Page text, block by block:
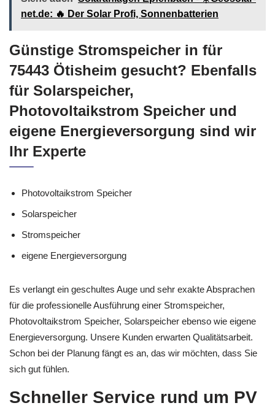
net.de: 🔥 Der Solar Profi, Sonnenbatterien
Günstige Stromspeicher in für
75443 Ötisheim gesucht? Ebenfalls
für Solarspeicher,
Photovoltaikstrom Speicher und
eigene Energieversorgung sind wir
Ihr Experte
Photovoltaikstrom Speicher
Solarspeicher
Stromspeicher
eigene Energieversorgung
Es verlangt ein geschultes Auge und sehr exakte Absprachen
für die professionelle Ausführung einer Stromspeicher,
Photovoltaikstrom Speicher, Solarspeicher ebenso wie eigene
Energieversorgung. Unsere Kunden erwarten Qualitätsarbeit.
Schon bei der Planung fängt es an, das wir möchten, dass Sie
sich gut fühlen.
Schneller Service rund um PV